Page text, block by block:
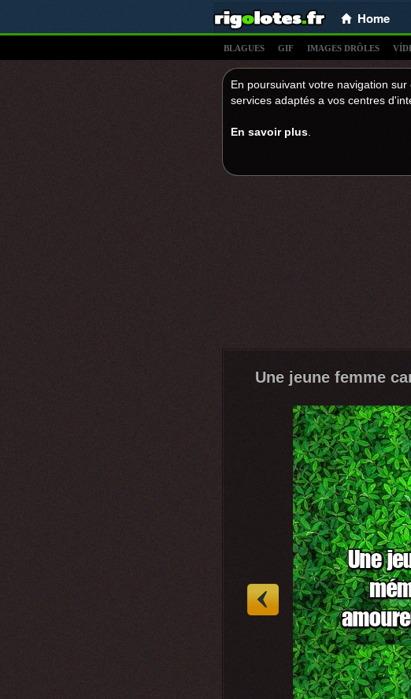
Home
BLAGUES GIF IMAGES DRÔLES
En poursuivant votre navigation
services adaptés a vos centres
En savoir plus
Une jeune femme